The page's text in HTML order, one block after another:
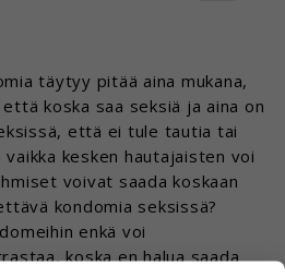
täytyy pitää aina mukana,
koska saa seksiä ja aina on
että ei tule tautia tai
vaikka kesken hautajaisten voi
voivat saada koskaan
kondomia seksissä?
enkä voi
koska en halua saada